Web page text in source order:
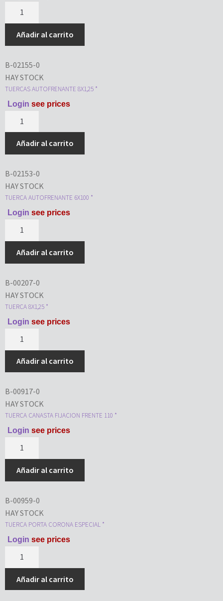
Añadir al carrito
B-02155-0
HAY STOCK
TUERCAS AUTOFRENANTE 8X1,25 *
Login see prices
Añadir al carrito
B-02153-0
HAY STOCK
TUERCA AUTOFRENANTE 6X100 *
Login see prices
Añadir al carrito
B-00207-0
HAY STOCK
TUERCA 8X1,25 *
Login see prices
Añadir al carrito
B-00917-0
HAY STOCK
TUERCA CANASTA FIJACION FRENTE 110 *
Login see prices
Añadir al carrito
B-00959-0
HAY STOCK
TUERCA PORTA CORONA ESPECIAL *
Login see prices
Añadir al carrito